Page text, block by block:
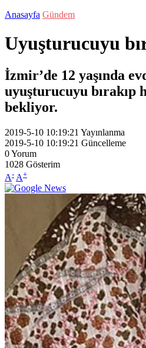
Anasayfa Gündem
Uyuşturucuyu
İzmir’de 12 yaşında
uyuşturucuyu bırakıp
bekliyor.
2019-5-10 10:19:21 Yayınlanma
2019-5-10 10:19:21 Güncelleme
0Yorum
1028 Gösterim
A- A+